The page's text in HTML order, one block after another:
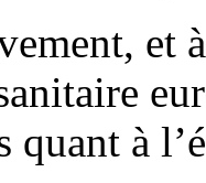
et
quant à